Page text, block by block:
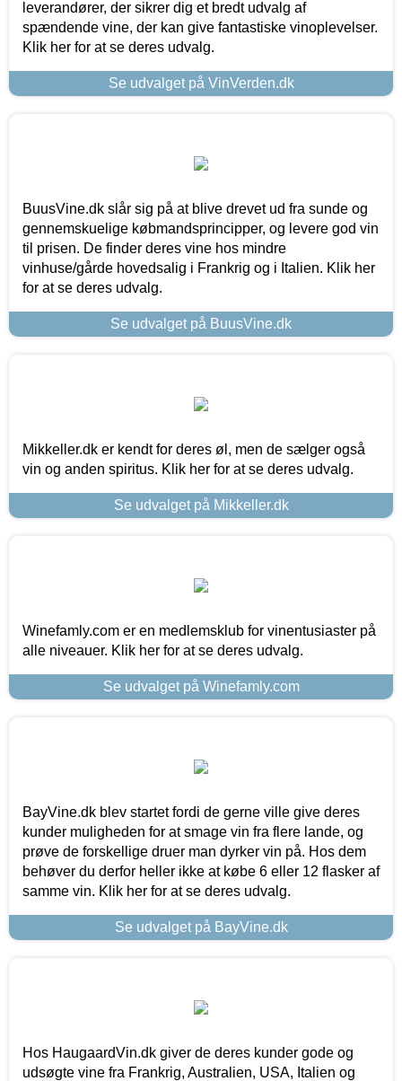
leverandører, der sikrer dig et bredt udvalg af
spændende vine, der kan give fantastiske vinoplevelser.
Klik her for at se deres udvalg.
Se udvalget på VinVerden.dk
BuusVine.dk slår sig på at blive drevet ud fra sunde og
gennemskuelige købmandsprincipper, og levere god vin
til prisen. De finder deres vine hos mindre
vinhuse/gårde hovedsalig i Frankrig og i Italien. Klik her
for at se deres udvalg.
Se udvalget på BuusVine.dk
Mikkeller.dk er kendt for deres øl, men de sælger også
vin og anden spiritus. Klik her for at se deres udvalg.
Se udvalget på Mikkeller.dk
Winefamly.com er en medlemsklub for vinentusiaster på
alle niveauer. Klik her for at se deres udvalg.
Se udvalget på Winefamly.com
BayVine.dk blev startet fordi de gerne ville give deres
kunder muligheden for at smage vin fra flere lande, og
prøve de forskellige druer man dyrker vin på. Hos dem
behøver du derfor heller ikke at købe 6 eller 12 flasker af
samme vin. Klik her for at se deres udvalg.
Se udvalget på BayVine.dk
Hos HaugaardVin.dk giver de deres kunder gode og
udsøgte vine fra Frankrig, Australien, USA, Italien og